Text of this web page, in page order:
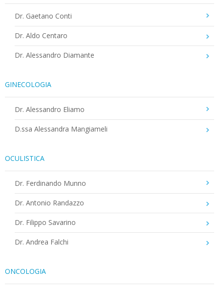
Dr. Gaetano Conti
Dr. Aldo Centaro
Dr. Alessandro Diamante
GINECOLOGIA
Dr. Alessandro Eliamo
D.ssa Alessandra Mangiameli
OCULISTICA
Dr. Ferdinando Munno
Dr. Antonio Randazzo
Dr. Filippo Savarino
Dr. Andrea Falchi
ONCOLOGIA